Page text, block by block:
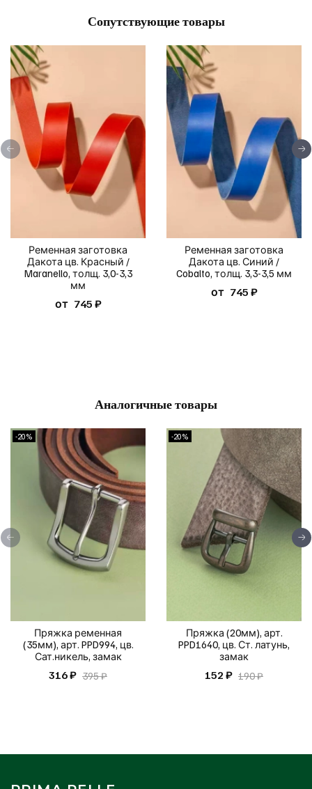
Сопутствующие товары
Ременная заготовка
Дакота цв. Красный /
Maranello, толщ. 3,0-3,3
мм
от 745 ₽
Ременная заготовка
Дакота цв. Синий /
Cobalto, толщ. 3,3-3,5 мм
от 745 ₽
Аналогичные товары
-20%
Пряжка ременная
(35мм), арт. PPD994, цв.
Сат.никель, замак
316 ₽ 395 ₽
-20%
Пряжка (20мм), арт.
PPD1640, цв. Ст. латунь,
замак
152 ₽ 190 ₽